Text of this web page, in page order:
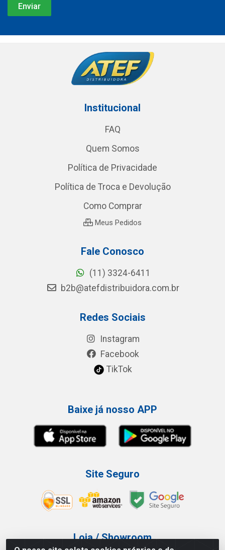
Institucional
FAQ
Quem Somos
Política de Privacidade
Política de Troca e Devolução
Como Comprar
Meus Pedidos
Fale Conosco
(11) 3324-6411
b2b@atefdistribuidora.com.br
Redes Sociais
Instagram
Facebook
TikTok
Baixe já nosso APP
Site Seguro
Loja / Showroom